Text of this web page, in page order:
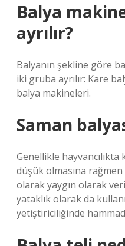
Balya
ayrılır?
Balyanın şekline göre
iki gruba ayrılır: Kare
balya makineleri.
Saman
Genellikle hayvancılıkta
düşük olmasına
olarak yaygın olarak
yataklık olarak da
yetiştiriciliğinde